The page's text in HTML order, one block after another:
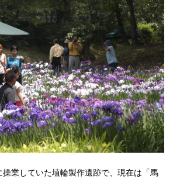
業していた埴輪製作遺跡で、現在は「馬